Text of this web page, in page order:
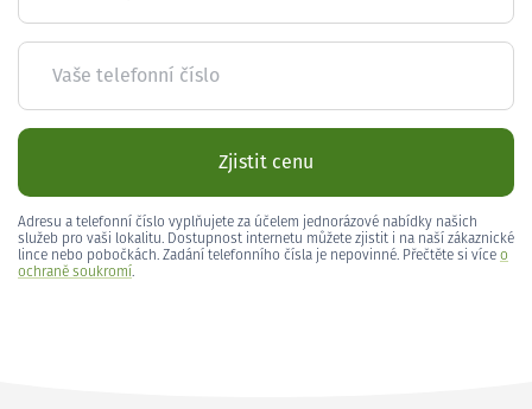
Vaše telefonní číslo
Zjistit cenu
Adresu a telefonní číslo vyplňujete za účelem jednorázové nabídky našich
služeb pro vaši lokalitu. Dostupnost internetu můžete zjistit i na naší zákaznické
lince nebo pobočkách. Zadání telefonního čísla je nepovinné. Přečtěte si více o
ochraně soukromí.